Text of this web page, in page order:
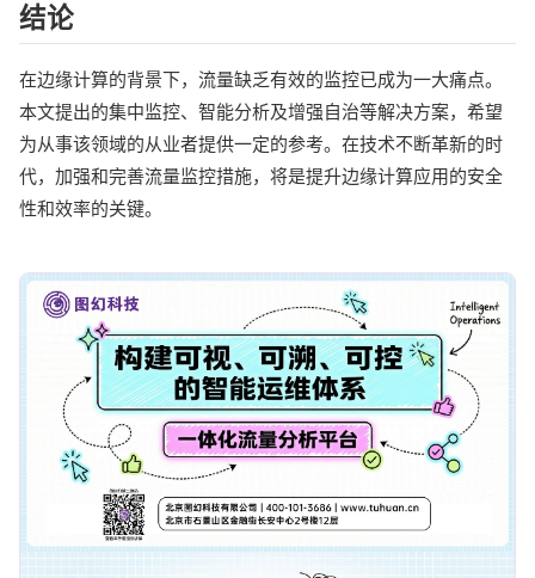
结论
在边缘计算的背景下，流量缺乏有效的监控已成为一大痛点。
本文提出的集中监控、智能分析及增强自治等解决方案，希望
为从事该领域的从业者提供一定的参考。在技术不断革新的时
代，加强和完善流量监控措施，将是提升边缘计算应用的安全
性和效率的关键。